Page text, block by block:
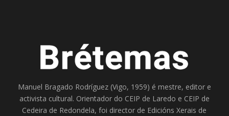
Manuel Bragado Rodríguez (Vigo, 1959) é mestre, editor e
activista cultural. Orientador do CEIP de Laredo e CEIP de
Cedeira de Redondela, foi director de Edicións Xerais de